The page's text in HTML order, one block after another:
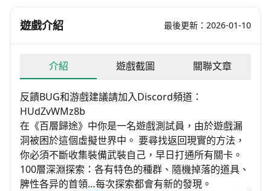
遊戲介紹 最後更新：2026-01-10
介紹 遊戲截圖 關聯文章
反饋BUG和游戲建議請加入Discord頻道：
HUdZvWMz8b
在《百層歸途》中你是一名遊戲測試員，由於遊戲漏
洞被困於這個虛擬世界中。 要尋找返回現實的方法，
你必須不斷收集裝備武裝自己，早日打通所有關卡。
100層深淵探索：各有特色的種群、隨機掉落的道具、
脾性各异的首領…每次探索都會有新的發現。